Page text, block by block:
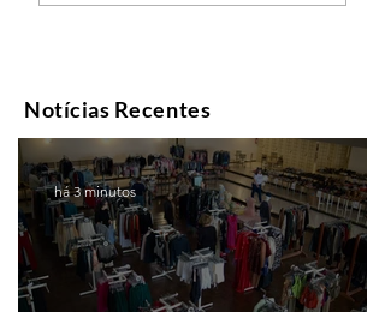
Notícias Recentes
há 3 minutos